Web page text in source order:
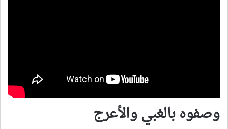
وصفوه بالغبي والأعرج